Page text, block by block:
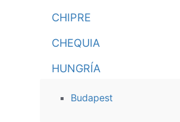
CHIPRE
CHEQUIA
HUNGRÍA
Budapest